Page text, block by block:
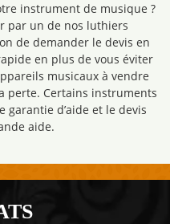
instrument de musique ?
par un de nos luthiers
de demander le devis en
en plus de vous éviter
musicaux à vendre
perte. Certains instruments
garantie d’aide et le devis
aide.